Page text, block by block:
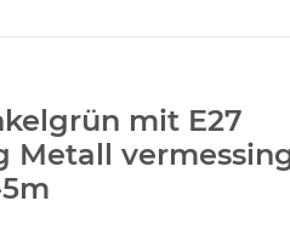
mit E27
Metall